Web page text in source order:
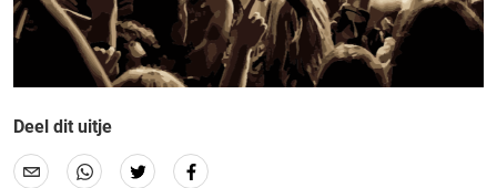
Deel dit uitje